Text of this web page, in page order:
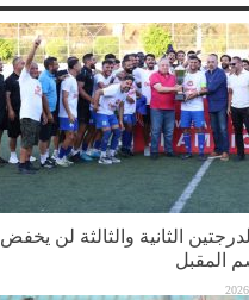
الثانية والثالثة لن يخفض
المقبل